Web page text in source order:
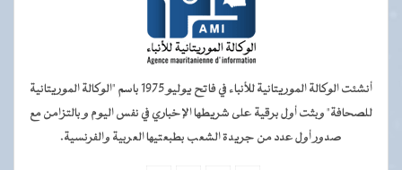
أنشئت الوكالة الموريتانية للأنباء في فاتح يوليو 1975 باسم "الوكالة الموريتانية
للصحافة" وبثت أول برقية على شريطها الإخباري في نفس اليوم و بالتزامن مع
صدور أول عدد من جريدة الشعب بطبعتيها العربية والفرنسية.